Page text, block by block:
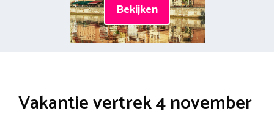
Bekijken
Vakantie vertrek 4 november